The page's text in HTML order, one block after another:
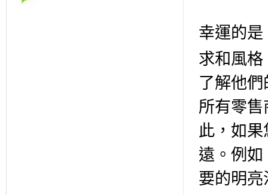
幸運的
求和風
了解他
所有零
此，如
遠。例
要的明亮